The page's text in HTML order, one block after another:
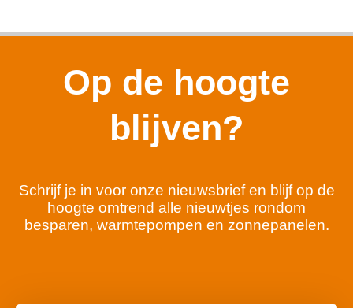
Op de hoogte
blijven?
Schrijf je in voor onze nieuwsbrief en blijf op de
hoogte omtrend alle nieuwtjes rondom
besparen, warmtepompen en zonnepanelen.